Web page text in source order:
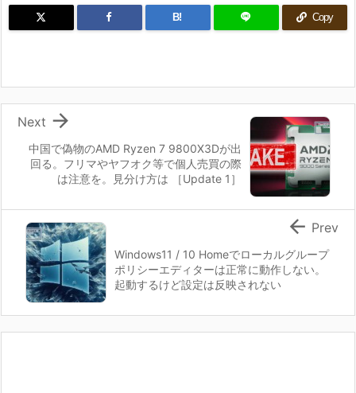
B! Copy
中国で偽物のAMD Ryzen 7 9800X3Dが出
回る。フリマやヤフオク等で個人売買の際
は注意を。見分け方は ［Update 1］

Next
Windows11 / 10 Homeでローカルグループ
ポリシーエディターは正常に動作しない。
起動するけど設定は反映されない
 Prev